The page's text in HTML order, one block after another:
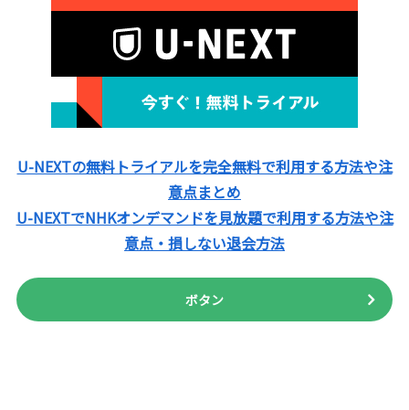
U-NEXTの無料トライアルを完全無料で利用する方法や注
意点まとめ
U-NEXTでNHKオンデマンドを見放題で利用する方法や注
意点・損しない退会方法
ボタン